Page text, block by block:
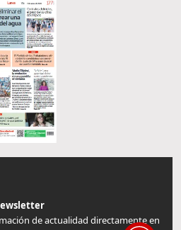
de actualidad directamente en